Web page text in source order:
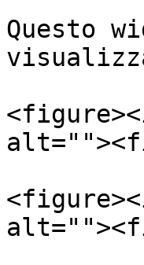
Questo